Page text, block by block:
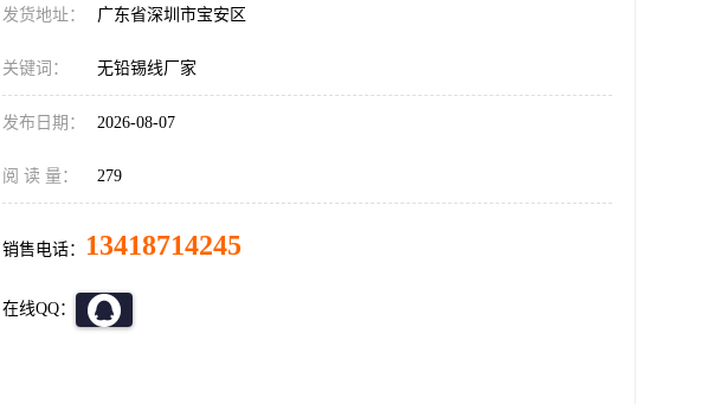
发货地址： 广东省深圳市宝安区
关键词： 无铅锡线厂家
发布日期： 2026-08-07
阅 读 量： 279
销售电话： 13418714245
在线QQ：